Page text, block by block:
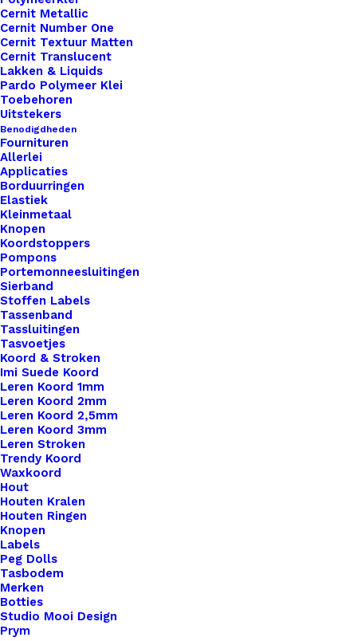
Cernit Metallic
Cernit Number One
Cernit Textuur Matten
Cernit Translucent
Lakken & Liquids
Pardo Polymeer Klei
Toebehoren
Uitstekers
Benodigdheden
Fournituren
Allerlei
Applicaties
Borduurringen
Elastiek
Kleinmetaal
Knopen
Koordstoppers
Pompons
Portemonneesluitingen
Sierband
Stoffen Labels
Tassenband
Tassluitingen
Tasvoetjes
Koord & Stroken
Imi Suede Koord
Leren Koord 1mm
Leren Koord 2mm
Leren Koord 2,5mm
Leren Koord 3mm
Leren Stroken
Trendy Koord
Waxkoord
Hout
Houten Kralen
Houten Ringen
Knopen
Labels
Peg Dolls
Tasbodem
Merken
Botties
Studio Mooi Design
Prym
Nog meer leuks!
€29,95